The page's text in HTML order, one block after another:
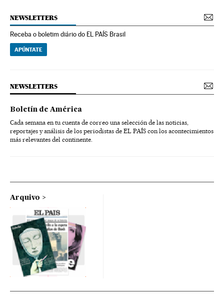
NEWSLETTERS
Receba o boletim diário do EL PAÍS Brasil
APÚNTATE
NEWSLETTERS
Boletín de América
Cada semana en tu cuenta de correo una selección de las noticias,
reportajes y análisis de los periodistas de EL PAÍS con los acontecimientos
más relevantes del continente.
Arquivo